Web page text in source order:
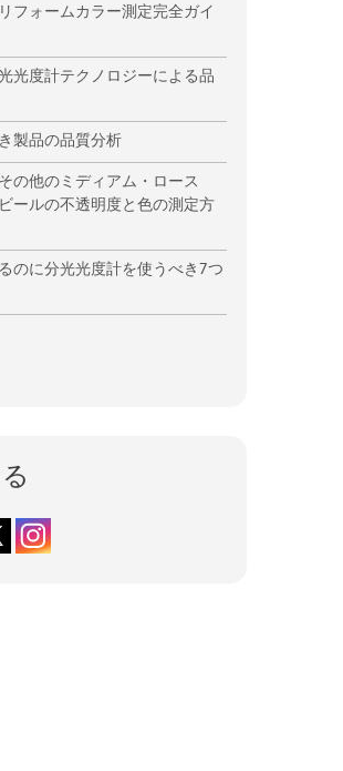
フォームカラー測定完全ガイ
光度計テクノロジーによる品
製品の品質分析
の他のミディアム・ロース
ールの不透明度と色の測定方
のに分光光度計を使うべき7つ
on Facebook
us on X (formerly Twitter)
Follow us on Instagram